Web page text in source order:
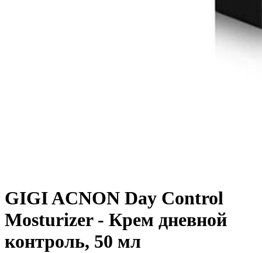
GIGI ACNON Day Control
Mosturizer - Крем дневной
контроль, 50 мл